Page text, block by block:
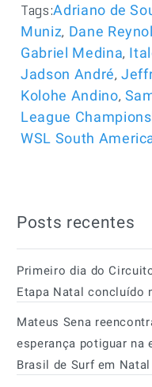
Tags:Adriano de
Muniz, Dane
Gabriel Medina,
Jadson André,
Kolohe Andino,
League
WSL South
Posts recentes
Primeiro dia do
Etapa Natal concluído
Mateus Sena
esperança potiguar na
Brasil de Surf em Natal